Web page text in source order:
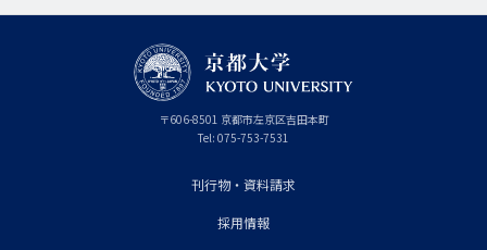
〒606-8501 京
都
府
京都市左京区吉田本町
Tel: 075-753-7531
刊行物・資料請求
採用情報